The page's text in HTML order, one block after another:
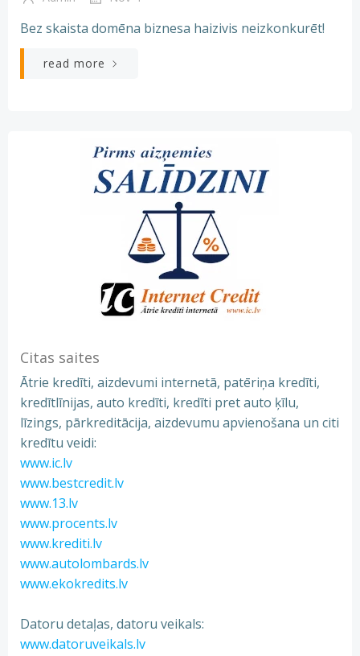
Bez skaista domēna biznesa haizivis neizkonkurēt!
read more
Citas saites
Ātrie kredīti, aizdevumi internetā, patēriņa kredīti,
kredītlīnijas, auto kredīti, kredīti pret auto ķīlu,
līzings, pārkreditācija, aizdevumu apvienošana un citi
kredītu veidi:
www.ic.lv
www.bestcredit.lv
www.13.lv
www.procents.lv
www.krediti.lv
www.autolombards.lv
www.ekokredits.lv
Datoru detaļas, datoru veikals:
www.datoruveikals.lv